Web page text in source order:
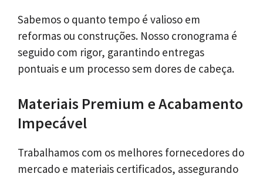
Sabemos o quanto tempo é valioso em
reformas ou construções. Nosso cronograma é
seguido com rigor, garantindo entregas
pontuais e um processo sem dores de cabeça.
Materiais Premium e Acabamento
Impecável
Trabalhamos com os melhores fornecedores do
mercado e materiais certificados, assegurando